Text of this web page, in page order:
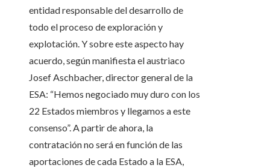
entidad responsable del desarrollo de
todo el proceso de exploración y
explotación. Y sobre este aspecto hay
acuerdo, según manifiesta el austriaco
Josef Aschbacher, director general de la
ESA: “Hemos negociado muy duro con los
22 Estados miembros y llegamos a este
consenso”. A partir de ahora, la
contratación no será en función de las
aportaciones de cada Estado a la ESA,